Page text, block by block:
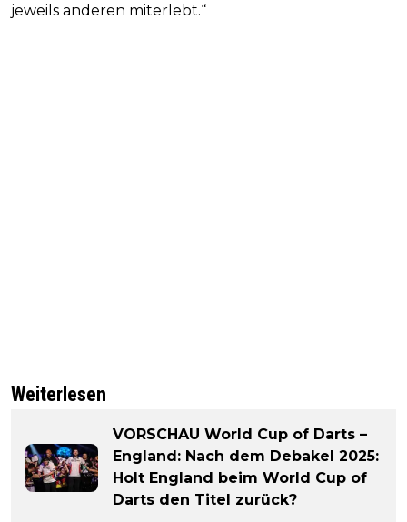
jeweils anderen miterlebt.“
Weiterlesen
VORSCHAU World Cup of Darts –
England: Nach dem Debakel 2025:
Holt England beim World Cup of
Darts den Titel zurück?